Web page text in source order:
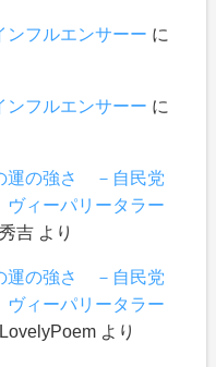
フルエンサーー に
フルエンサーー に
運の強さ －自民党
ヴィーパリータラー
秀吉より
運の強さ －自民党
ヴィーパリータラー
LovelyPoemより